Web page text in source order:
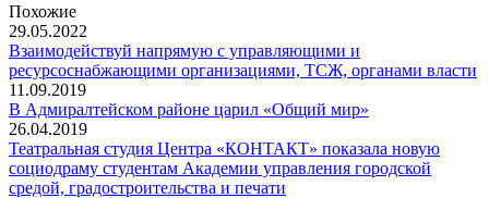
Похожие
29.05.2022
Взаимодействуй напрямую с управляющими и
ресурсоснабжающими организациями, ТСЖ, органами власти
11.09.2019
В Адмиралтейском районе царил «Общий мир»
26.04.2019
Театральная студия Центра «КОНТАКТ» показала новую
социодраму студентам Академии управления городской
средой, градостроительства и печати